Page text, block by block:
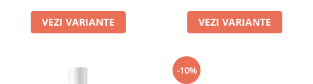
VEZI VARIANTE VEZI VARIANTE
-10%